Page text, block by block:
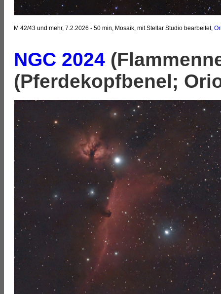
M 42/43 und mehr, 7.2.2026 - 50 min, Mosaik, mit Stellar Studio bearbeitet,
NGC 2024
(Pferdekopfbenel;